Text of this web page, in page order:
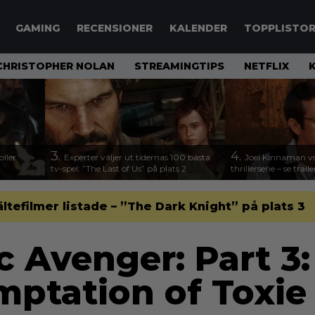
GAMING RECENSIONER KALENDER TOPPLISTOR
NOLAN STREAMINGTIPS NETFLIX
3. Experter väljer ut tidernas 100 bästa
tv-spel: ”The Last of Us” på plats 2
4. Joel Kinnaman
thrillerserie – se
listade – ”The Dark Knight” på plats 3
Avenger: Part
of Toxie